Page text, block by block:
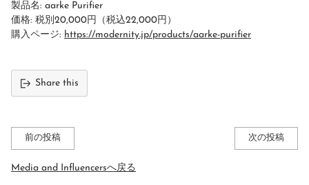
製品名: aarke Purifier
価格: 税別20,000円（税込22,000円）
購入ページ: https://modernity.jp/products/aarke-purifier
Share this
前の投稿 次の投稿
Media and Influencersへ戻る